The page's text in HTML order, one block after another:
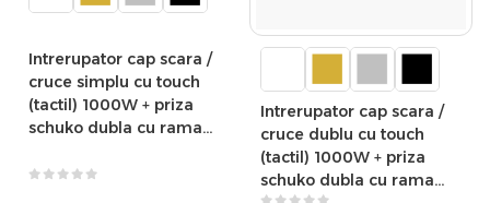
Intrerupator cap scara /
cruce simplu cu touch
(tactil) 1000W + priza
schuko dubla cu rama
Intrerupator cap scara /
cruce dublu cu touch
(tactil) 1000W + priza
schuko dubla cu rama